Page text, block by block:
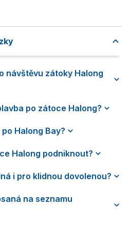
návštěvu zátoky Halong
po zátoce Halong?
Halong Bay?
Halong podniknout?
i pro klidnou dovolenou?
na seznamu